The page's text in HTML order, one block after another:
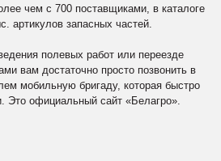
чем с 700 поставщиками, в каталоге
артикулов запасных частей.
полевых работ или переезде
вам достаточно просто позвонить в
мобильную бригаду, которая быстро
Это официальный сайт «Белагро».